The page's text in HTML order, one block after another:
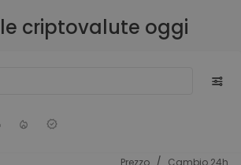
criptovalute oggi
Prezzo Cambio 24h